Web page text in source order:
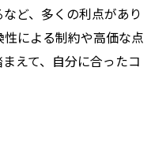
ど、多くの利点があり
による制約や高価な点
えて、自分に合ったコ